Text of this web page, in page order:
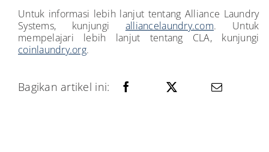
Untuk informasi lebih lanjut tentang Alliance Laundry
Systems, kunjungi alliancelaundry.com. Untuk
mempelajari lebih lanjut tentang CLA, kunjungi
coinlaundry.org.
Bagikan artikel ini: